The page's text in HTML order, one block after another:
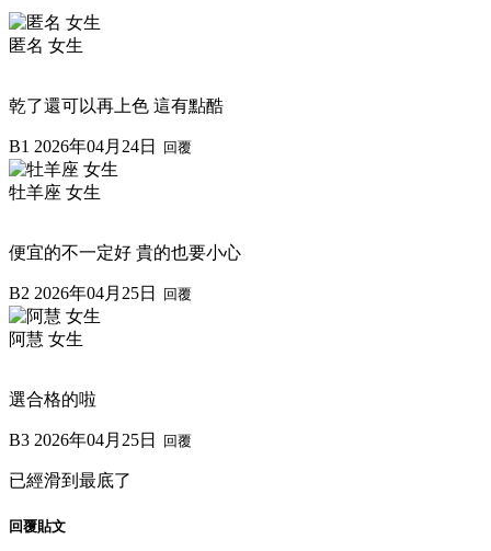
匿名 女生
乾了還可以再上色 這有點酷
B1 2026年04月24日 回覆
牡羊座 女生
便宜的不一定好 貴的也要小心
B2 2026年04月25日 回覆
阿慧 女生
選合格的啦
B3 2026年04月25日 回覆
已經滑到最底了
回覆貼文